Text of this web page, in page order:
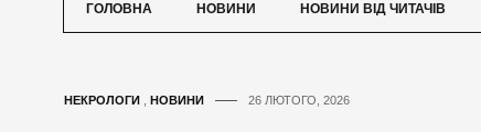
ГОЛОВНА НОВИНИ НОВИНИ ВІД ЧИТАЧІВ
НЕКРОЛОГИ НОВИНИ 26 ЛЮТОГО, 2026